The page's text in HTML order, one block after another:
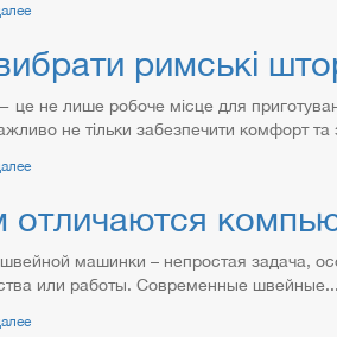
римські
це не лише робоче місце для
не тільки забезпечити комфорт та
отличаются
машинки – непростая задача,
или работы. Современные швейные...